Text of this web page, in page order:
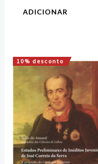
ADICIONAR
10% desconto
O
preço
original
era:
10,00 €.
O
preço
atual
é:
9,00 €.